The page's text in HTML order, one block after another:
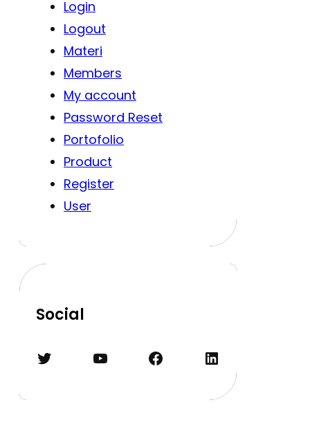
Login
Logout
Materi
Members
My account
Password Reset
Portofolio
Product
Register
User
Social
Twitter YouTube Facebook LinkedIn